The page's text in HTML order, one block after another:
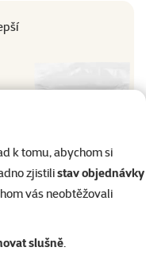
k tomu, abychom si
zjistilistav objednávky
vás neobtěžovali
slušně.